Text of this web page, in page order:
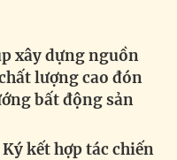
xây dựng nguồn
lượng cao đón
bất động sản
kết hợp tác chiến